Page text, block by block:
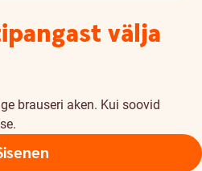
välja
brauseri aken. Kui soovid